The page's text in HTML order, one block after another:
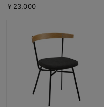
￥23,000